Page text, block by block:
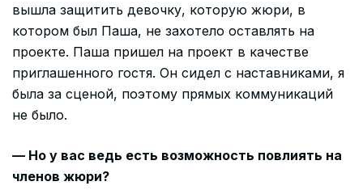
вышла защитить девочку, которую жюри, в
котором был Паша, не захотело оставлять на
проекте. Паша пришел на проект в качестве
приглашенного гостя. Он сидел с наставниками, я
была за сценой, поэтому прямых коммуникаций
не было.
— Но у вас ведь есть возможность повлиять на
членов жюри?